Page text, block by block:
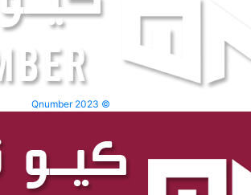
Qnumber 2023 ©